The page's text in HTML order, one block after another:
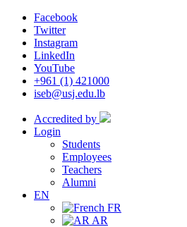
Facebook
Twitter
Instagram
LinkedIn
YouTube
+961 (1) 421000
iseb@usj.edu.lb
Accredited by
Login
Students
Employees
Teachers
Alumni
EN
FR
AR